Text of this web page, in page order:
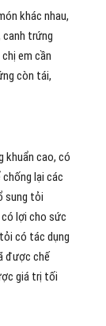
khác nhau,
canh trứng
em cần
còn tái,
khuẩn cao, có
lại các
sung tỏi
có lợi cho sức
có tác dụng
được chế
giá trị tối